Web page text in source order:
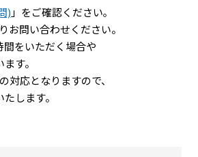
) 」をご確認ください｡
お問い合わせください。
をいただく場合や
す。
対応となりますので、
します。